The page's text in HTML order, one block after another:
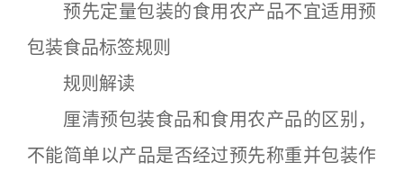
预先定量包装的食用农产品不宜适用预
包装食品标签规则
规则解读
厘清预包装食品和食用农产品的区别，
不能简单以产品是否经过预先称重并包装作